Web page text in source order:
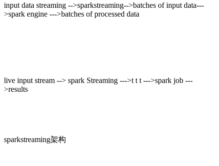
input data streaming -->sparkstreaming-->batches of input data---
>spark engine --->batches of processed data
live input stream --> spark Streaming --->t t t --->spark job ---
>results
sparkstreaming架构